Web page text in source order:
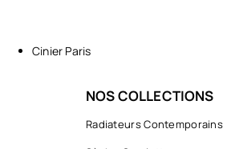
Cinier Paris
NOS COLLECTIONS
Radiateurs Contemporains